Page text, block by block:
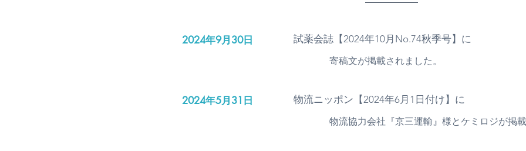
2024年9月30日 試薬会誌【2024年10月No.74秋季号】に
寄稿文が掲載されました。
2024年5月31日 物流ニッポン【2024年6月1日付け】に
物流協力会社『京三運輸』様とケミロジが掲載